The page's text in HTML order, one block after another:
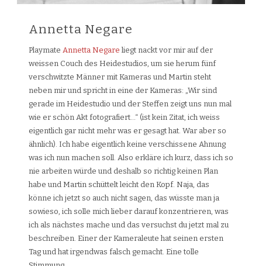
Annetta Negare
Playmate Annetta Negare liegt nackt vor mir auf der
weissen Couch des Heidestudios, um sie herum fünf
verschwitzte Männer mit Kameras und Martin steht
neben mir und spricht in eine der Kameras: „Wir sind
gerade im Heidestudio und der Steffen zeigt uns nun mal
wie er schön Akt fotografiert…“ (ist kein Zitat, ich weiss
eigentlich gar nicht mehr was er gesagt hat. War aber so
ähnlich). Ich habe eigentlich keine verschissene Ahnung
was ich nun machen soll. Also erkläre ich kurz, dass ich so
nie arbeiten würde und deshalb so richtig keinen Plan
habe und Martin schüttelt leicht den Kopf. Naja, das
könne ich jetzt so auch nicht sagen, das wüsste man ja
sowieso, ich solle mich lieber darauf konzentrieren, was
ich als nächstes mache und das versuchst du jetzt mal zu
beschreiben. Einer der Kameraleute hat seinen ersten
Tag und hat irgendwas falsch gemacht. Eine tolle